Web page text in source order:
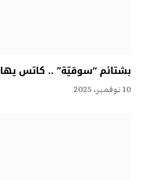
بشتائم “سوقيّة” .. كاتس
10 نوفمبر، 2025